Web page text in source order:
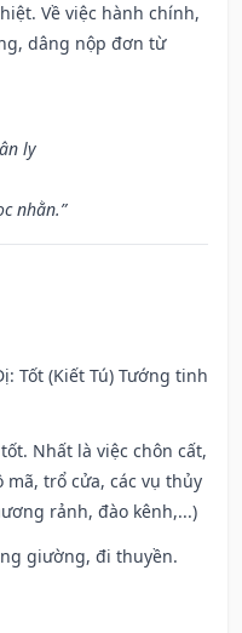
Về việc hành chính,
dâng nộp đơn từ
ly
nhằn.”
Tốt (Kiết Tú) Tướng tinh
Nhất là việc chôn cất,
trổ cửa, các vụ thủy
rảnh, đào kênh,...)
giường, đi thuyền.